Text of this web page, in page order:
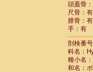
頭蓋骨
尺骨：有
腓骨：有
手：有
剖検番
科名：
種小名：
和名：